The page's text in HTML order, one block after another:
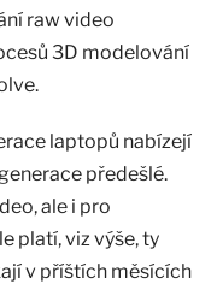
raw video
3D modelování
laptopů nabízejí
předešlé.
ale i pro
platí, viz výše, ty
v příštích měsících